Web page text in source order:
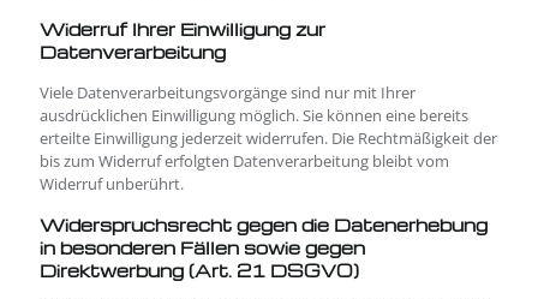
Widerruf Ihrer Einwilligung zur
Datenverarbeitung
Viele Datenverarbeitungsvorgänge sind nur mit Ihrer
ausdrücklichen Einwilligung möglich. Sie können eine bereits
erteilte Einwilligung jederzeit widerrufen. Die Rechtmäßigkeit der
bis zum Widerruf erfolgten Datenverarbeitung bleibt vom
Widerruf unberührt.
Widerspruchsrecht gegen die Datenerhebung
in besonderen Fällen sowie gegen
Direktwerbung (Art. 21 DSGVO)